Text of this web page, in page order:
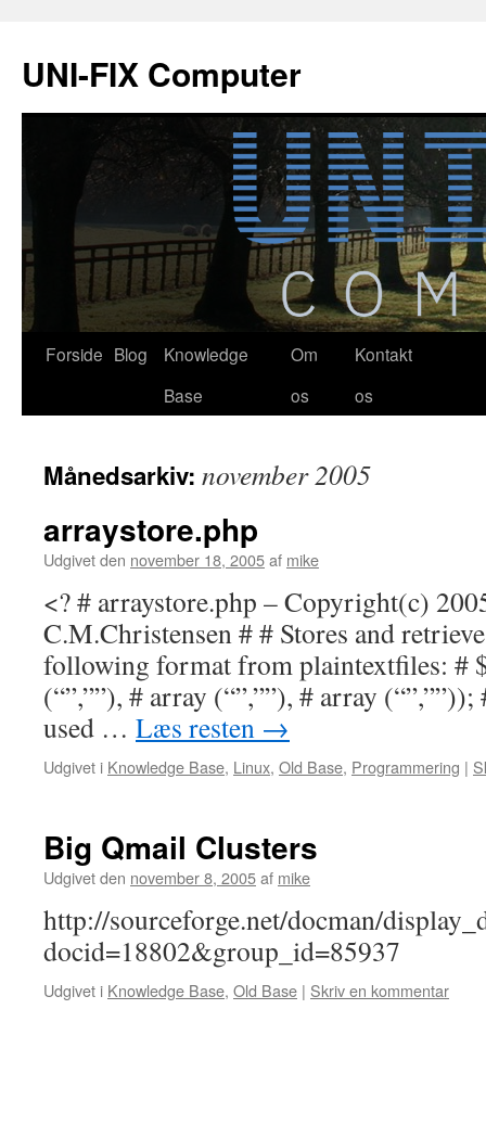
indhold
UNI-FIX Computer
Forside Blog
Knowledge
Base
Om
os
Kontakt
os
Månedsarkiv: november 2005
arraystore.php
Udgivet den november 18, 2005af mike
<? # arraystore.php – Copyright(c)
C.M.Christensen # # Stores and
following format from plaintextfiles: #
(“”,””), # array (“”,””), # array
used … Læs resten →
Udgivet i Knowledge Base, Linux, Old Base, Programmering |
Big Qmail Clusters
Udgivet den november 8, 2005af mike
http://sourceforge.net/docman/
docid=18802&group_id=85937
Udgivet i Knowledge Base, Old Base | Skriv en kommentar